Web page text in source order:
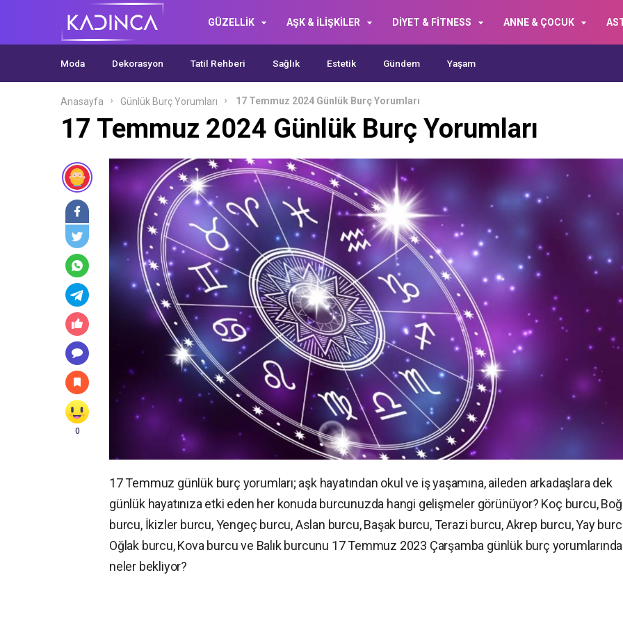
GÜZELLİK AŞK & İLİŞKİLER DİYET & FİTNESS ANNE & ÇOCUK
Moda Dekorasyon Tatil Rehberi Sağlık Estetik Gündem Yaşam
Anasayfa Günlük Burç Yorumları 17 Temmuz 2024 Günlük Burç Yorumları
17 Temmuz 2024 Günlük Burç Yorumları
0
17 Temmuz günlük burç yorumları; aşk hayatından okul ve iş yaşamına, aileden arkadaşlara dek
günlük hayatınıza etki eden her konuda burcunuzda hangi gelişmeler görünüyor? Koç burcu,
burcu, İkizler burcu, Yengeç burcu, Aslan burcu, Başak burcu, Terazi burcu, Akrep burcu, Yay
Oğlak burcu, Kova burcu ve Balık burcunu 17 Temmuz 2023 Çarşamba günlük burç yorumlarında
neler bekliyor?